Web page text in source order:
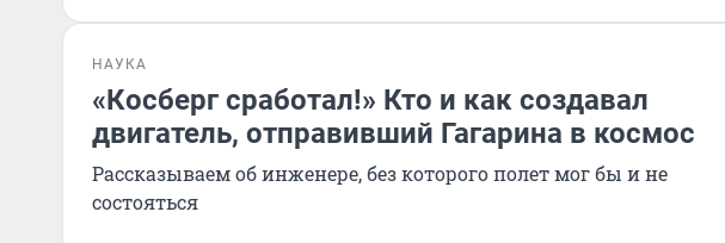
НАУКА
«Косберг сработал!» Кто и как создавал
двигатель, отправивший Гагарина в космос
Рассказываем об инженере, без которого полет мог бы и не
состояться